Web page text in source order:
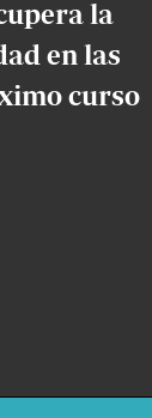
la
en las
curso